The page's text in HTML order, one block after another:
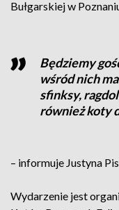
Bułgarskiej w
Będziemy
wśród nich
sfinksy,
również koty
– informuje Justyna
Wydarzenie jest